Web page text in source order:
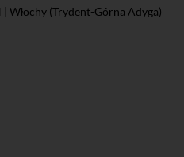
Włochy (Trydent-Górna Adyga)